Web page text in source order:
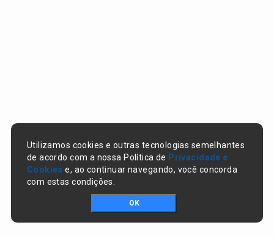
Utilizamos cookies e outras tecnologias semelhantes
de acordo com a nossa Política de Privacidade e
Cookies e, ao continuar navegando, você concorda
com estas condições.
OK